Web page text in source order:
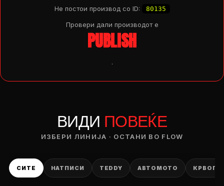
Не постои производ со ID: 80135
Провери дали производот e
PUBLISH
.
ВИДИ ПОВЕЌЕ
ИЗБЕРИ ЛИНИЈА · ОСТАНИ ВО FLOW
СИТЕ НАТПИСИ TEDDY АВТОМОТО